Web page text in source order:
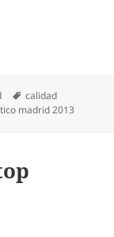
Etiquetas
calidad
madrid 2013